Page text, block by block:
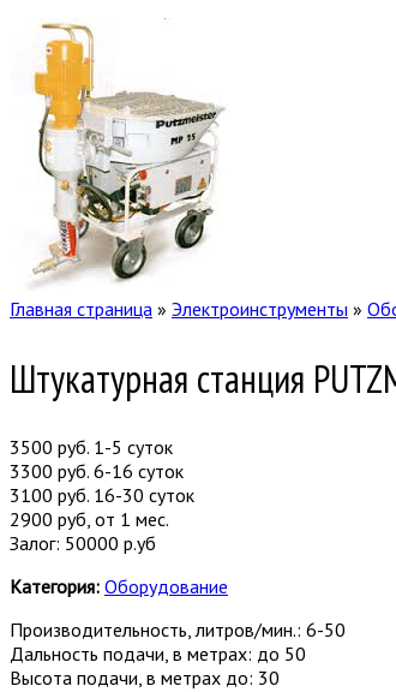
Главная страница » Электроинструменты »
Штукатурная станция
3500 руб. 1-5 суток
3300 руб. 6-16 суток
3100 руб. 16-30 суток
2900 руб, от 1 мес.
Залог: 50000 р.уб
Категория: Оборудование
Производительность, литров/мин.: 6-50
Дальность подачи, в метрах: до 50
Высота подачи, в метрах до: 30